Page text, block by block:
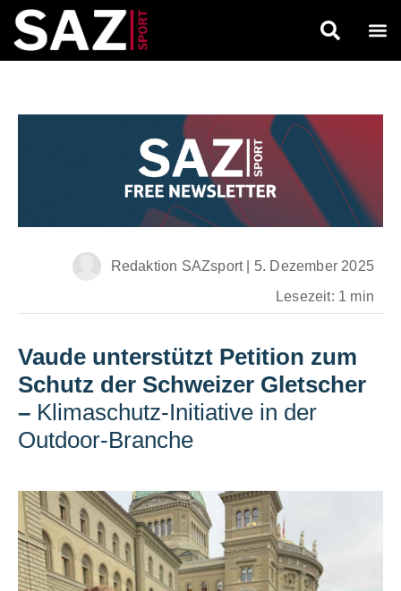
Redaktion SAZsport
5. Dezember 2025
Lesezeit: 1 min
Vaude unterstützt Petition zum
Schutz der Schweizer Gletscher
– Klimaschutz-Initiative in der
Outdoor-Branche